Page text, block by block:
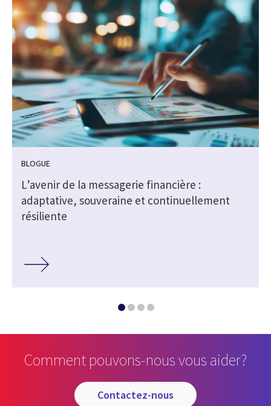
BLOGUE
L’avenir de la messagerie financière :
adaptative, souveraine et continuellement
résiliente
Comment pouvons-nous vous aider?
contactez-nous